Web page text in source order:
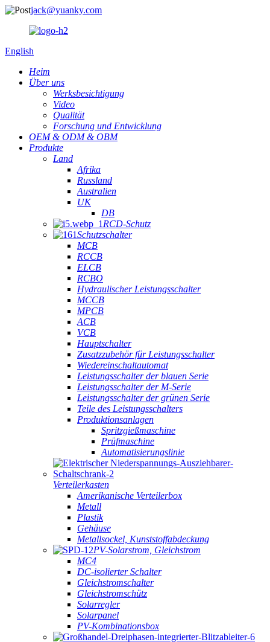
jack@yuanky.com
English
Heim
Über uns
Werksbesichtigung
Video
Qualität
Forschung und Entwicklung
OEM & ODM & OBM
Produkte
Land
Afrika
Russland
Australien
UK
DB
RCD-Schutz
Schutzschalter
MCB
RCCB
ELCB
RCBO
Hydraulischer Leistungsschalter
MCCB
MPCB
ACB
VCB
Hauptschalter
Zusatzzubehör für Leistungsschalter
Wiedereinschaltautomat
Leistungsschalter der blauen Serie
Leistungsschalter der M-Serie
Leistungsschalter der grünen Serie
Teile des Leistungsschalters
Produktionsanlagen
Spritzgießmaschine
Prüfmaschine
Automatisierungslinie
Verteilerkasten
Amerikanische Verteilerbox
Metall
Plastik
Gehäuse
Metallsockel, Kunststoffabdeckung
PV-Solarstrom, Gleichstrom
MC4
DC-isolierter Schalter
Gleichstromschalter
Gleichstromschütz
Solarregler
Solarpanel
PV-Kombinationsbox